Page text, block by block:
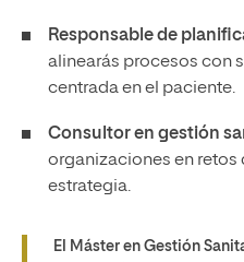
Responsable de
alinearás procesos con
centrada en el paciente.
Consultor en gestión
organizaciones en
estrategia.
El Máster en Gestión